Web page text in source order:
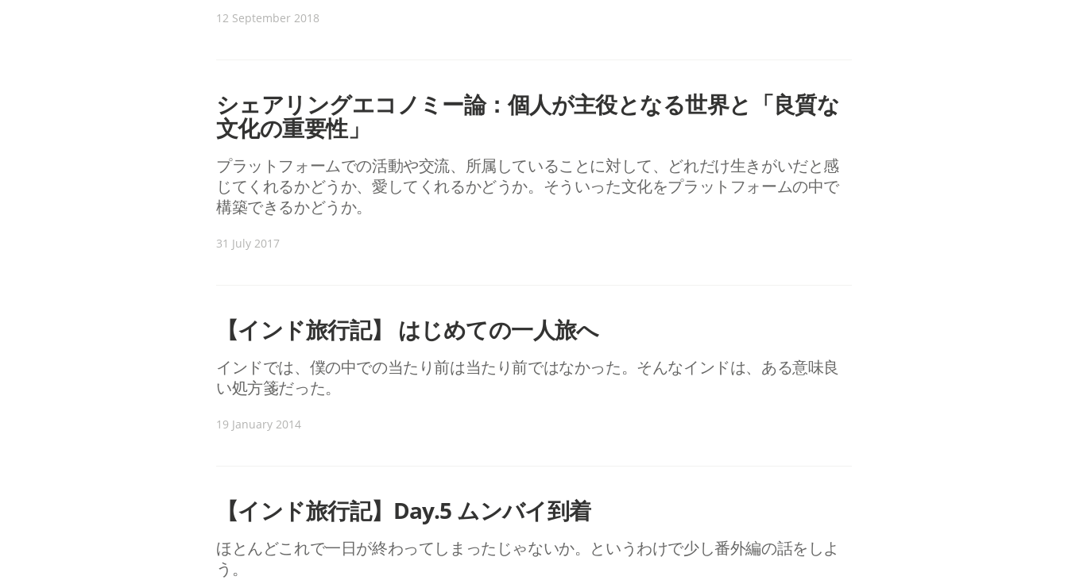
12 September 2018
シェアリングエコノミー論：個人が主役となる世界と「良質な
文化の重要性」
プラットフォームでの活動や交流、所属していることに対して、どれだけ生きがいだと感
じてくれるかどうか、愛してくれるかどうか。そういった文化をプラットフォームの中で
構築できるかどうか。
31 July 2017
【インド旅行記】 はじめての一人旅へ
インドでは、僕の中での当たり前は当たり前ではなかった。そんなインドは、ある意味良
い処方箋だった。
19 January 2014
【インド旅行記】Day.5 ムンバイ到着
ほとんどこれで一日が終わってしまったじゃないか。というわけで少し番外編の話をしよ
う。